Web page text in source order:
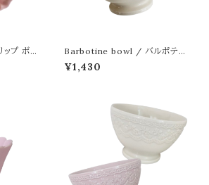
プ ボウ
Barbotine bowl / バルポティ
ーヌ ボウル
¥1,430